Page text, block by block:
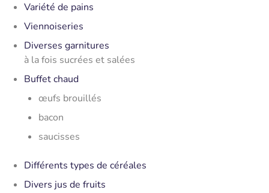
Variété de pains
Viennoiseries
Diverses garnitures
à la fois sucrées et salées
Buffet chaud
œufs brouillés
bacon
saucisses
Différents types de céréales
Divers jus de fruits